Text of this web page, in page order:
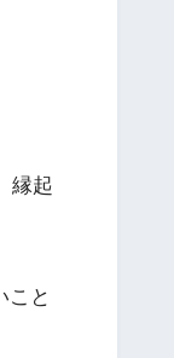
縁起
こと